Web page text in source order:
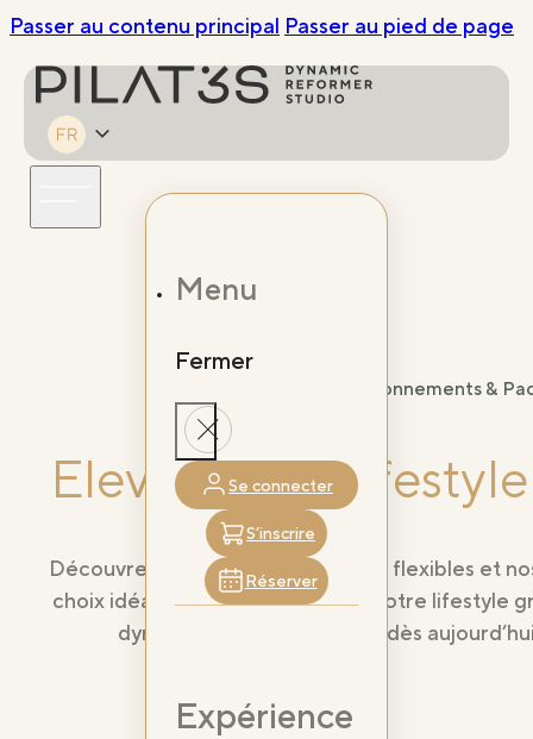
Passer au contenu principal Passer au pied de page
Menu
Fermer
Se connecter
S’inscrire
Réserver
Expérience
Abonnements &
Elevate your
Découvrez nos options d’adhésion flexibles et
choix idéal pour vous. Améliorez votre lifestyle
dynamique et commencez dès